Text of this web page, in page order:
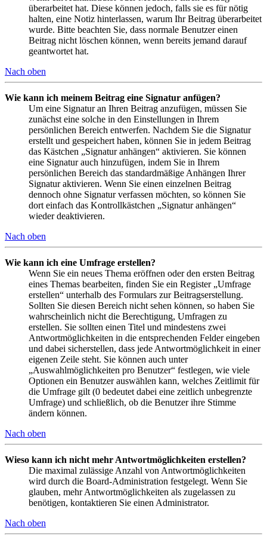
überarbeitet hat. Diese können jedoch, falls sie es für nötig
halten, eine Notiz hinterlassen, warum Ihr Beitrag überarbeitet
wurde. Bitte beachten Sie, dass normale Benutzer einen
Beitrag nicht löschen können, wenn bereits jemand darauf
geantwortet hat.
Nach oben
Wie kann ich meinem Beitrag eine Signatur anfügen?
Um eine Signatur an Ihren Beitrag anzufügen, müssen Sie
zunächst eine solche in den Einstellungen in Ihrem
persönlichen Bereich entwerfen. Nachdem Sie die Signatur
erstellt und gespeichert haben, können Sie in jedem Beitrag
das Kästchen „Signatur anhängen“ aktivieren. Sie können
eine Signatur auch hinzufügen, indem Sie in Ihrem
persönlichen Bereich das standardmäßige Anhängen Ihrer
Signatur aktivieren. Wenn Sie einen einzelnen Beitrag
dennoch ohne Signatur verfassen möchten, so können Sie
dort einfach das Kontrollkästchen „Signatur anhängen“
wieder deaktivieren.
Nach oben
Wie kann ich eine Umfrage erstellen?
Wenn Sie ein neues Thema eröffnen oder den ersten Beitrag
eines Themas bearbeiten, finden Sie ein Register „Umfrage
erstellen“ unterhalb des Formulars zur Beitragserstellung.
Sollten Sie diesen Bereich nicht sehen können, so haben Sie
wahrscheinlich nicht die Berechtigung, Umfragen zu
erstellen. Sie sollten einen Titel und mindestens zwei
Antwortmöglichkeiten in die entsprechenden Felder eingeben
und dabei sicherstellen, dass jede Antwortmöglichkeit in einer
eigenen Zeile steht. Sie können auch unter
„Auswahlmöglichkeiten pro Benutzer“ festlegen, wie viele
Optionen ein Benutzer auswählen kann, welches Zeitlimit für
die Umfrage gilt (0 bedeutet dabei eine zeitlich unbegrenzte
Umfrage) und schließlich, ob die Benutzer ihre Stimme
ändern können.
Nach oben
Wieso kann ich nicht mehr Antwortmöglichkeiten erstellen?
Die maximal zulässige Anzahl von Antwortmöglichkeiten
wird durch die Board-Administration festgelegt. Wenn Sie
glauben, mehr Antwortmöglichkeiten als zugelassen zu
benötigen, kontaktieren Sie einen Administrator.
Nach oben